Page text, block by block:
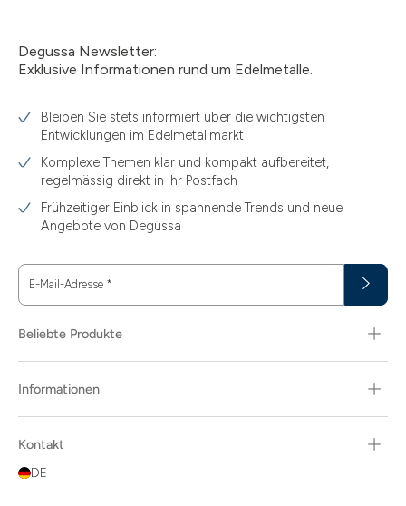
Degussa Newsletter:
Exklusive Informationen rund um Edelmetalle.
Bleiben Sie stets informiert über die wichtigsten
Entwicklungen im Edelmetallmarkt
Komplexe Themen klar und kompakt aufbereitet,
regelmässig direkt in Ihr Postfach
Frühzeitiger Einblick in spannende Trends und neue
Angebote von Degussa
E-Mail-Adresse *
Beliebte Produkte
Informationen
Kontakt
DE